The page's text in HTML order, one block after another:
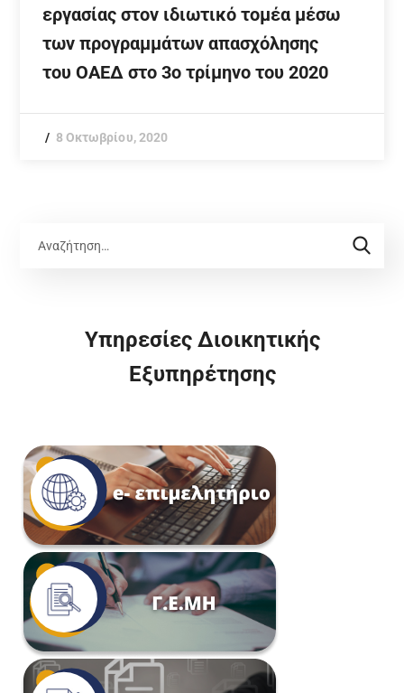
εργασίας στον ιδιωτικό τομέα μέσω
των προγραμμάτων απασχόλησης
του ΟΑΕΔ στο 3ο τρίμηνο του 2020
8 Οκτωβρίου, 2020
Υπηρεσίες Διοικητικής
Εξυπηρέτησης